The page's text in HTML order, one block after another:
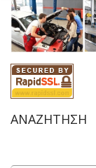
ΑΝΑΖΗΤΗΣΗ